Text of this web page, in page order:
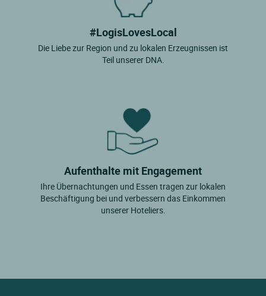
#LogisLovesLocal
Die Liebe zur Region und zu lokalen Erzeugnissen ist
Teil unserer DNA.
Aufenthalte mit Engagement
Ihre Übernachtungen und Essen tragen zur lokalen
Beschäftigung bei und verbessern das Einkommen
unserer Hoteliers.